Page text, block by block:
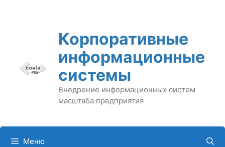
Корпоративные
информационные
системы
Внедрение информационных систем
масштаба предприятия
Меню